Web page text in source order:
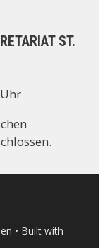
ST.
• Built with